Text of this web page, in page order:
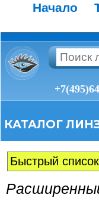
Начало
КАТАЛОГ